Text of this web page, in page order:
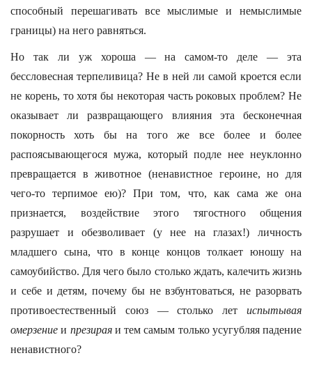
способный перешагивать все мыслимые и немыслимые
границы) на него равняться.
Но так ли уж хороша — на самом-то деле — эта
бессловесная терпеливица? Не в ней ли самой кроется если
не корень, то хотя бы некоторая часть роковых проблем? Не
оказывает ли развращающего влияния эта бесконечная
покорность хоть бы на того же все более и более
распоясывающегося мужа, который подле нее неуклонно
превращается в животное (ненавистное героине, но для
чего-то терпимое ею)? При том, что, как сама же она
признается, воздействие этого тягостного общения
разрушает и обезволивает (у нее на глазах!) личность
младшего сына, что в конце концов толкает юношу на
самоубийство. Для чего было столько ждать, калечить жизнь
и себе и детям, почему бы не взбунтоваться, не разорвать
противоестественный союз — столько лет испытывая
омерзение и презираяи тем самым только усугубляя падение
ненавистного?